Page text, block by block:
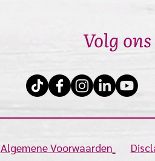
Volg ons
Algemene Voorwaarden